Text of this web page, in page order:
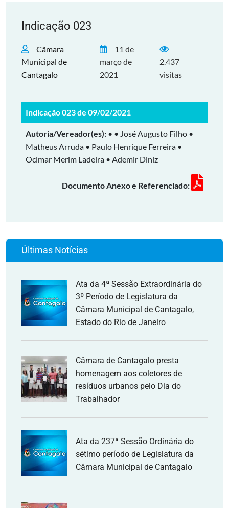
Indicação 023
Câmara
Municipal de
Cantagalo
11 de
março de
2021
2.437
visitas
Indicação 023 de 09/02/2021
Autoria/Vereador(es): • • José Augusto Filho •
Matheus Arruda • Paulo Henrique Ferreira •
Ocimar Merim Ladeira • Ademir Diniz
Documento Anexo e Referenciado:
Últimas Notícias
Ata da 4ª Sessão Extraordinária do
3º Período de Legislatura da
Câmara Municipal de Cantagalo,
Estado do Rio de Janeiro
Câmara de Cantagalo presta
homenagem aos coletores de
resíduos urbanos pelo Dia do
Trabalhador
Ata da 237ª Sessão Ordinária do
sétimo período de Legislatura da
Câmara Municipal de Cantagalo